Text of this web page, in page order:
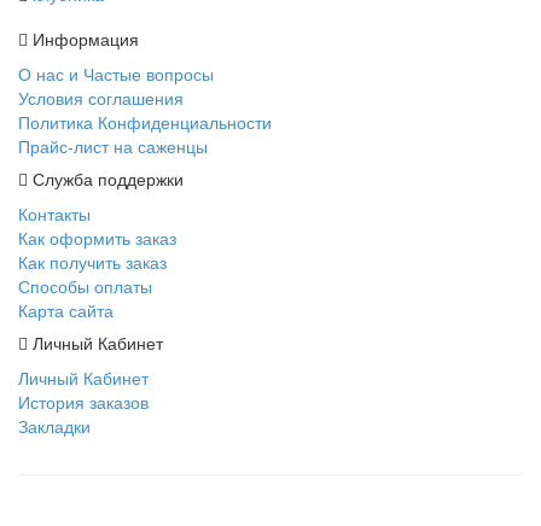
Информация
О нас и Частые вопросы
Условия соглашения
Политика Конфиденциальности
Прайс-лист на саженцы
Служба поддержки
Контакты
Как оформить заказ
Как получить заказ
Способы оплаты
Карта сайта
Личный Кабинет
Личный Кабинет
История заказов
Закладки